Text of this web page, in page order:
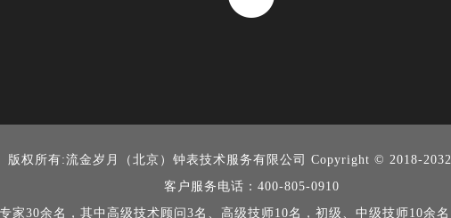
版权所有:流金岁月（北京）钟表技术服务有限公司 Copyright © 2018-2032
客户服务电话：400-805-0910
家30余名，其中高级技术顾问3名、高级技师10名，初级、中级技师10余